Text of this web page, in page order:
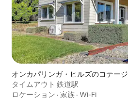
オンカパリンガ・ヒルズのコテージ
タイムアウト 鉄道駅
ロケーション · 家族 · Wi-Fi